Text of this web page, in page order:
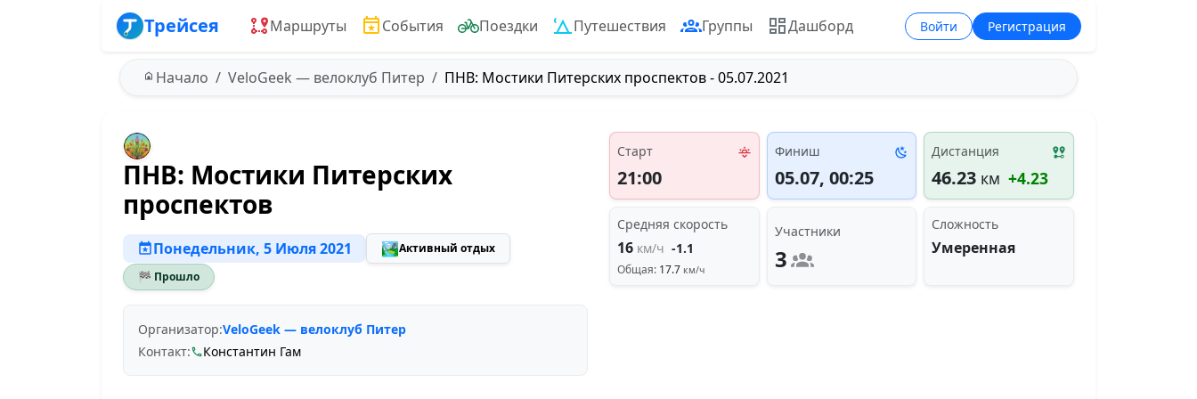
Трейсея Маршруты События Поездки Путешествия Группы Дашборд Войти Регистрация
Начало VeloGeek — велоклуб Питер ПНВ: Мостики Питерских проспектов - 05.07.2021
ПНВ: Мостики Питерских
проспектов
Понедельник, 5 Июля 2021 🏞️Активный отдых
🏁 Прошло
Организатор:VeloGeek — велоклуб Питер
Контакт:
Константин Гам
Старт
21:00
Финиш
05.07, 00:25
Дистанция
46.23 км +4.23
Средняя скорость
16 км/ч -1.1
Общая: 17.7 км/ч
Участники
3
Сложность
Умеренная